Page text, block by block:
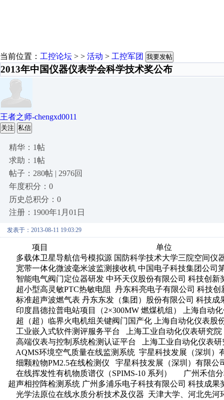
当前位置： 工控论坛 > > 活动 > 工控军团 我要发帖
2013年中国仪器仪表学会科学技术奖公布
王者之师-chengxd0011
关注 私信
精华：1帖
求助：1帖
帖子：280帖 | 2976回
年度积分：0
历史总积分：0
注册：1900年1月01日
发表于：2013-08-11 19:03:29
项目 单位 获
多载体卫星导航信号模拟源 国防科学技术大学三院空间仪
宽带一体化微波毫米波监测接收机 中国电子科技集团公司
智能电气阀门定位器研发 中环天仪股份有限公司 科技创新
超小型高灵敏PTC热敏电阻 丹东科亮电子有限公司 科技创
标准超声波燃气表 丹东东发（集团）股份有限公司 科技成
印度昌德拉普电站项目（2×300MW 燃煤机组） 上海自动化
超（超）临界火电机组关键阀门国产化 上海自动化仪表股
工业嵌入式软件测评服务平台 上海工业自动化仪表研究院
高端仪表与控制系统检测认证平台 上海工业自动化仪表研
AQMS环境空气质量在线监测系统 宇星科技发展（深圳）
细颗粒物PM2.5在线检测仪 宇星科技发展（深圳）有限公
在线挥发性有机物质谱仪（SPIMS-10 系列） 广州禾信分
超声相控阵检测系统 广州多浦乐电子科技有限公司 科技成果
光学法原位在线水质分析技术及仪器 天津大学、河北先河